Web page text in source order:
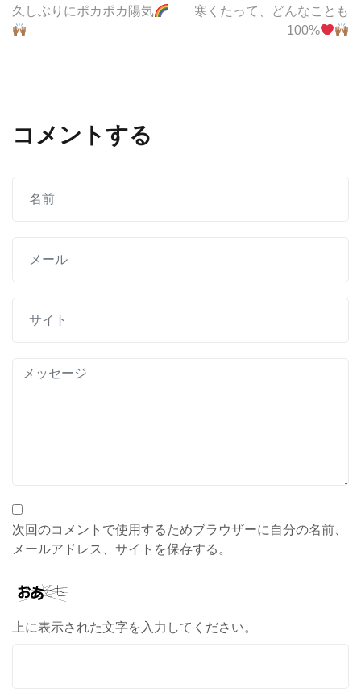
投
ゲ
シ
ン
久しぶりにポカポカ陽気
寒くたって、どんなことも
100%
コメントする
次回のコメントで使用するためブラウザーに自分の名前、
メールアドレス、サイトを保存する。
上に表示された文字を入力してください。